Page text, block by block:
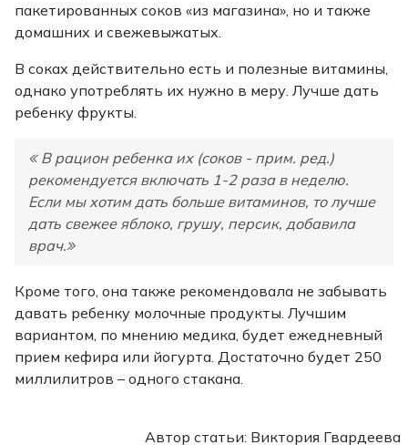
пакетированных соков «из магазина», но и также
домашних и свежевыжатых.
В соках действительно есть и полезные витамины,
однако употреблять их нужно в меру. Лучше дать
ребенку фрукты.
В рацион ребенка их (соков - прим. ред.)
рекомендуется включать 1-2 раза в неделю.
Если мы хотим дать больше витаминов, то лучше
дать свежее яблоко, грушу, персик, добавила
врач.
Кроме того, она также рекомендовала не забывать
давать ребенку молочные продукты. Лучшим
вариантом, по мнению медика, будет ежедневный
прием кефира или йогурта. Достаточно будет 250
миллилитров – одного стакана.
Автор статьи: Виктория Гвардеева